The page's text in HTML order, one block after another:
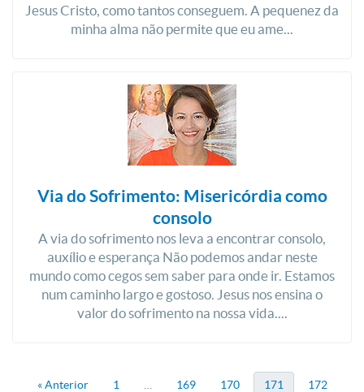
Jesus Cristo, como tantos conseguem. A pequenez da
minha alma não permite que eu ame...
Via do Sofrimento: Misericórdia como
consolo
A via do sofrimento nos leva a encontrar consolo,
auxílio e esperança Não podemos andar neste
mundo como cegos sem saber para onde ir. Estamos
num caminho largo e gostoso. Jesus nos ensina o
valor do sofrimento na nossa vida....
« Anterior 1 169 170 171 172